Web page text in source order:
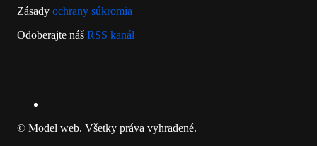
Zásady ochrany súkromia
Odoberajte náš RSS kanál
© Model web. Všetky práva vyhradené.